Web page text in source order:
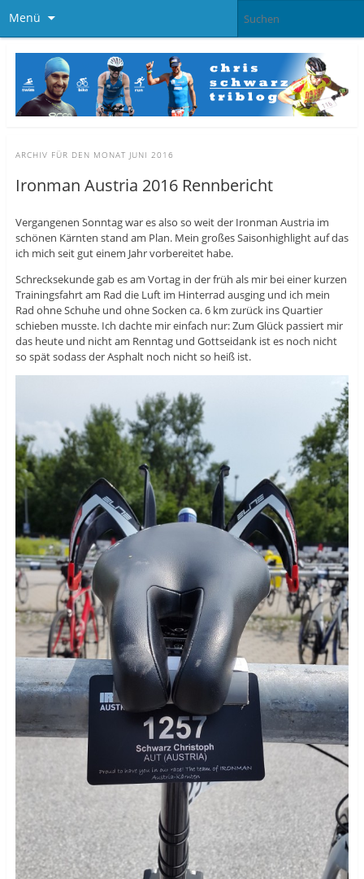
Menü
ARCHIV FÜR DEN MONAT JUNI 2016
Ironman Austria 2016 Rennbericht
Vergangenen Sonntag war es also so weit der Ironman Austria im
schönen Kärnten stand am Plan. Mein großes Saisonhighlight auf das
ich mich seit gut einem Jahr vorbereitet habe.
Schrecksekunde gab es am Vortag in der früh als mir bei einer kurzen
Trainingsfahrt am Rad die Luft im Hinterrad ausging und ich mein
Rad ohne Schuhe und ohne Socken ca. 6 km zurück ins Quartier
schieben musste. Ich dachte mir einfach nur: Zum Glück passiert mir
das heute und nicht am Renntag und Gottseidank ist es noch nicht
so spät sodass der Asphalt noch nicht so heiß ist.